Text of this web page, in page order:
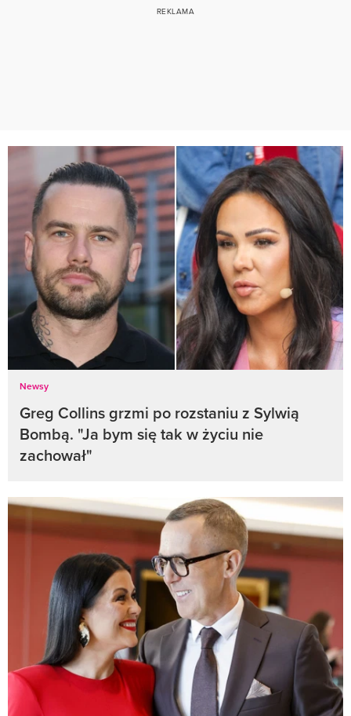
Newsy
Greg Collins grzmi po rozstaniu z Sylwią
Bombą. "Ja bym się tak w życiu nie
zachował"